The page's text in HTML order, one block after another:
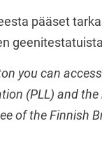
pääset
you can
(PLL) and
of the Finnish